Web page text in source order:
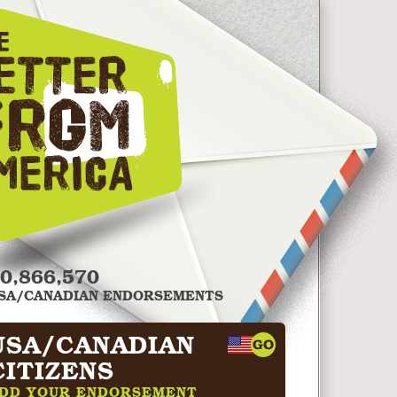
CANADIAN ENDORSEMENTS
CANADIAN
YOUR ENDORSEMENT